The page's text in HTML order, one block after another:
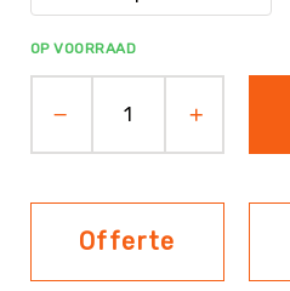
Darts
Evenementen
Sportvloeren
Floorball
Discgolf
Golf
OP VOORRAAD
Offerte